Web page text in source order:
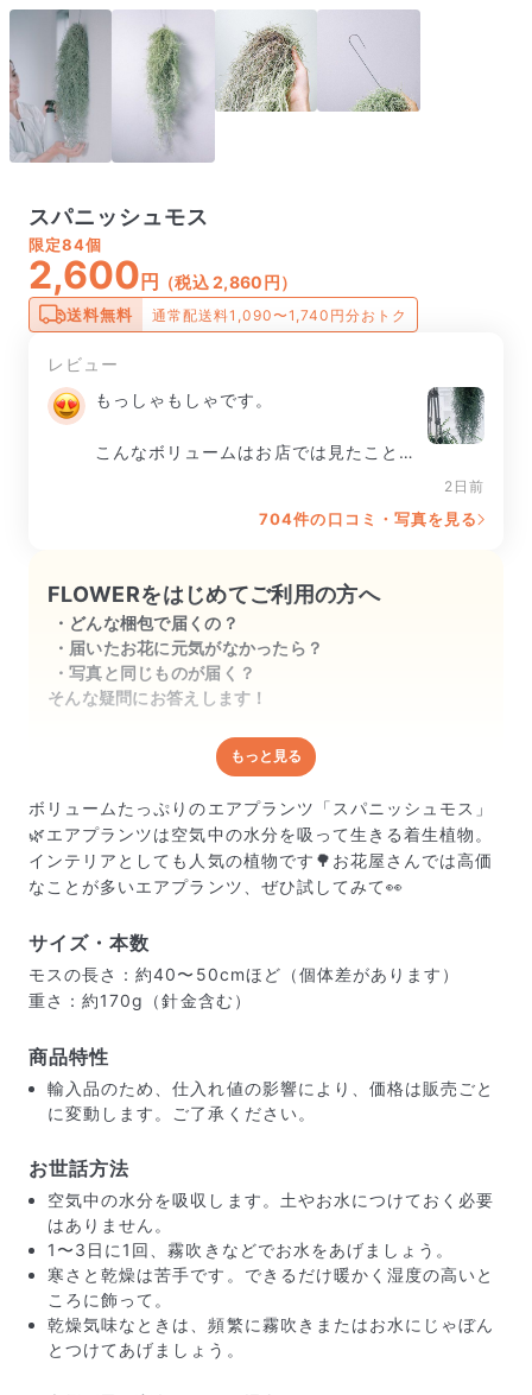
スパニッシュモス
限定84個
2,600 円 （税込 2,860円）
送料無料 通常配送料1,090〜1,740円分おトク
レビュー
もっしゃもしゃです。
こんなボリュームはお店では見たことな
2日前
704件の口コミ・写真を見る
FLOWERをはじめてご利用の方へ
どんな梱包で届くの？
届いたお花に元気がなかったら？
写真と同じものが届く？
そんな疑問にお答えします！
どんな梱包で届くの？
出荷前に水揚げ（花が水を吸いやすくなる処理）を施
し、専用ボックスに丁寧に梱包してお届けしています。
きゅっとまとめられて一見窮屈そうに見えますが、輸送
中の衝撃による折れや擦れを軽減する効果があります。
もっと見る
ボリュームたっぷりのエアプランツ「スパニッシュモス」
🌿エアプランツは空気中の水分を吸って生きる着生植物。
インテリアとしても人気の植物です🌳お花屋さんでは高価
なことが多いエアプランツ、ぜひ試してみて👀
サイズ・本数
モスの長さ：約40〜50cmほど（個体差があります）
重さ：約170g（針金含む）
商品特性
輸入品のため、仕入れ値の影響により、価格は販売ごと
に変動します。ご了承ください。
お世話方法
空気中の水分を吸収します。土やお水につけておく必要
はありません。
1〜3日に1回、霧吹きなどでお水をあげましょう。
寒さと乾燥は苦手です。できるだけ暖かく湿度の高いと
ころに飾って。
乾燥気味なときは、頻繁に霧吹きまたはお水にじゃぼん
とつけてあげましょう。